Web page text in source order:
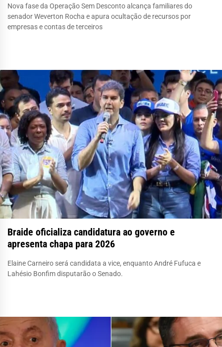
Nova fase da Operação Sem Desconto alcança familiares do
senador Weverton Rocha e apura ocultação de recursos por
empresas e contas de terceiros
Braide oficializa candidatura ao governo e
apresenta chapa para 2026
Elaine Carneiro será candidata a vice, enquanto André Fufuca e
Lahésio Bonfim disputarão o Senado.